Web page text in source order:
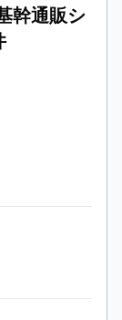
幹通販シ